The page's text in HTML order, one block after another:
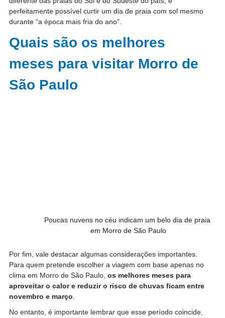
perfeitamente possível curtir um dia de praia com sol mesmo
durante “a época mais fria do ano”.
Quais são os melhores
meses para visitar Morro de
São Paulo
Poucas nuvens no céu indicam um belo dia de praia
em Morro de São Paulo
Por fim, vale destacar algumas considerações importantes.
Para quem pretende escolher a viagem com base apenas no
clima em Morro de São Paulo, os melhores meses para
aproveitar o calor e reduzir o risco de chuvas ficam entre
novembro e março.
No entanto, é importante lembrar que esse período coincide,